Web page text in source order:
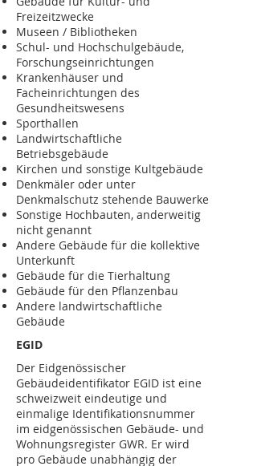
Freizeitzwecke
Museen / Bibliotheken
Schul- und Hochschulgebäude,
Forschungseinrichtungen
Krankenhäuser und
Facheinrichtungen des
Gesundheitswesens
Sporthallen
Landwirtschaftliche
Betriebsgebäude
Kirchen und sonstige Kultgebäude
Denkmäler oder unter
Denkmalschutz stehende Bauwerke
Sonstige Hochbauten, anderweitig
nicht genannt
Andere Gebäude für die kollektive
Unterkunft
Gebäude für die Tierhaltung
Gebäude für den Pflanzenbau
Andere landwirtschaftliche
Gebäude
EGID
Der Eidgenössischer
Gebäudeidentifikator EGID ist eine
schweizweit eindeutige und
einmalige Identifikationsnummer
im eidgenössischen Gebäude- und
Wohnungsregister GWR. Er wird
pro Gebäude unabhängig der